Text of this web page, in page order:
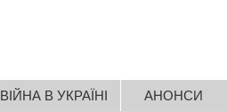
ВІЙНА В УКРАЇНІ АНОНСИ